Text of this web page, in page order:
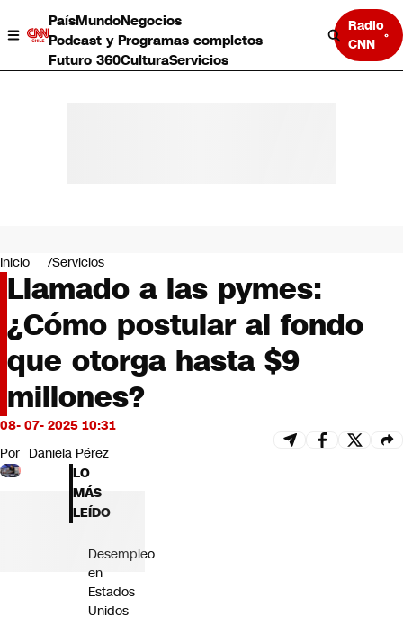
PaísMundoNegocios
Podcast y Programas completos
Futuro 360CulturaServicios
Radio
CNN
Negocios
Deportes
Programas completos
Cultura
Servicios
Bits
CNN Data
CNN tiempo
Futuro 360
Inicio Servicios
Llamado a las pymes:
¿Cómo postular al fondo
que otorga hasta $9
millones?
08- 07- 2025 10:31
Por Daniela Pérez
LO
MÁS
LEÍDO
Desempleo
en
Estados
Unidos